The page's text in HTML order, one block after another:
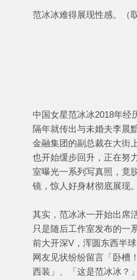
范冰冰难得展现性感。（
中国女星范冰冰2018年经
隔年就传出与未婚夫李晨
金融集团的副总裁在大街
也开始缓步回升，正在努
室曝光一系列写真照，竟
镜，惊人好身材彻底展现。
其实，范冰冰一开始出席
只是随后工作室发布的一
前大开深V，浑圆东西半
网友见状纷纷留言「卧槽
西装」、「这是范冰冰？